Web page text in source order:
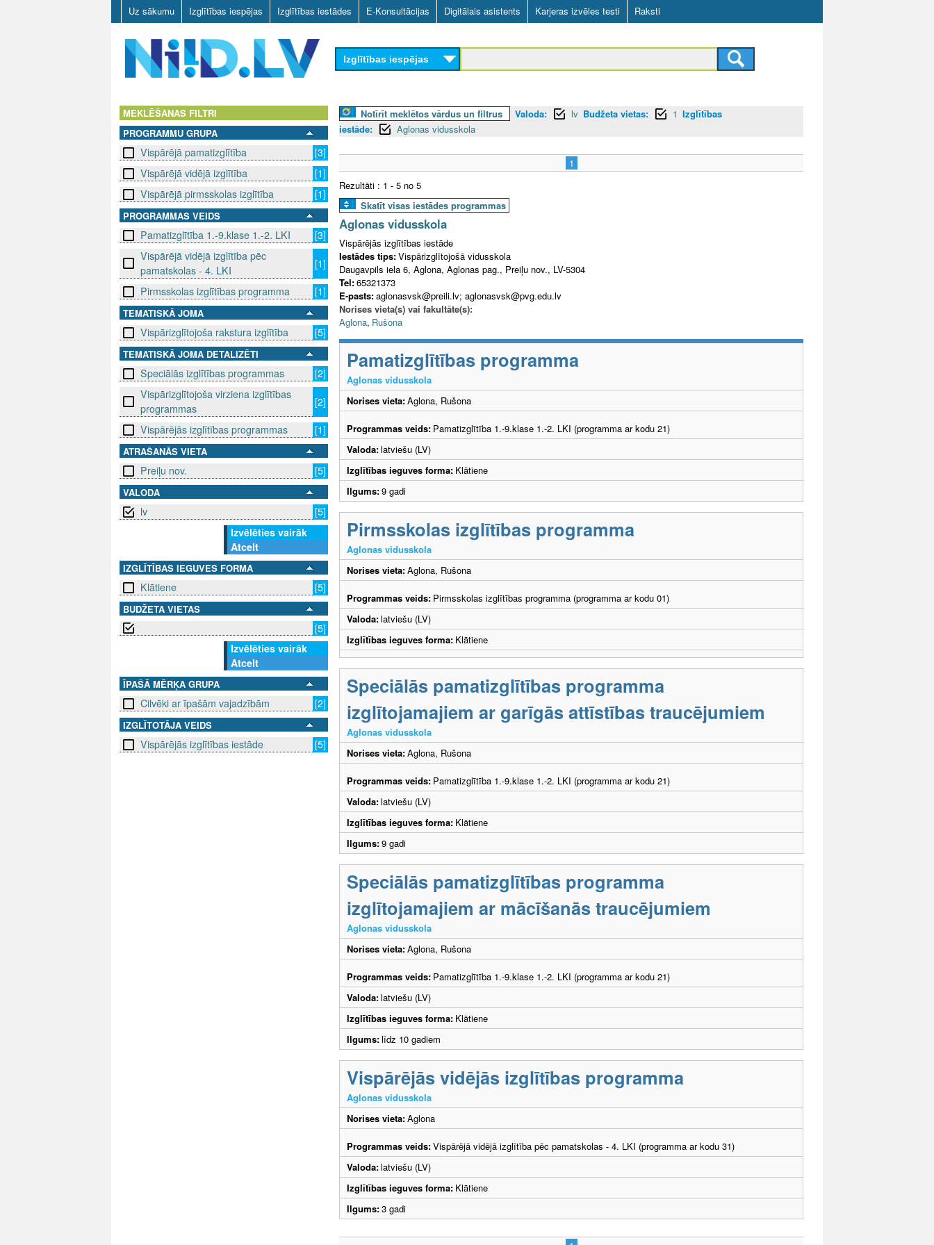
Skip
to
main
content
Uz sākumu Izglītības iespējas Izglītības iestādes E-Konsultācijas Digitālais asistents Karjeras izvēles testi Raksti
D
L
Izglītības iespējas
MEKLĒŠANAS FILTRI
PROGRAMMU GRUPA
Vispārējā pamatizglītība
[3]
Vispārējā vidējā izglītība
[1]
Vispārējā pirmsskolas izglītība
[1]
PROGRAMMAS VEIDS
Pamatizglītība 1.-9.klase 1.-2. LKI
[3]
Vispārējā vidējā izglītība pēc
pamatskolas - 4. LKI
[1]
Pirmsskolas izglītības programma
[1]
TEMATISKĀ JOMA
Vispārizglītojoša rakstura izglītība [5]
TEMATISKĀ JOMA DETALIZĒTI
Speciālās izglītības programmas
[2]
Vispārizglītojoša virziena izglītības
programmas
[2]
Vispārējās izglītības programmas
[1]
ATRAŠANĀS VIETA
Preiļu nov. [5]
VALODA
lv
[5]
Izvēlēties vairāk
Atcelt
IZGLĪTĪBAS IEGUVES FORMA
Klātiene [5]
BUDŽETA VIETAS
[5]
Izvēlēties vairāk
Atcelt
ĪPAŠĀ MĒRĶA GRUPA
Cilvēki ar īpašām vajadzībām [2]
IZGLĪTOTĀJA VEIDS
Vispārējās izglītības iestāde [5]
Notīrīt meklētos vārdus un filtrus Valoda: lv Budžeta vietas: 1 Izglītības
iestāde:
Aglonas vidusskola
1
Rezultāti : 1 - 5 no 5
Skatīt visas iestādes programmas
Aglonas vidusskola
Vispārējās izglītības iestāde
Iestādes tips:Vispārizglītojošā vidusskola
Daugavpils iela 6, Aglona, Aglonas pag., Preiļu nov., LV-5304
Tel:65321373
E-pasts:aglonasvsk@preili.lv; aglonasvsk@pvg.edu.lv
Norises vieta(s) vai fakultāte(s):
Aglona, Rušona
Pamatizglītības programma
Aglonas vidusskola
Norises vieta:Aglona, Rušona
Programmas veids: Pamatizglītība 1.-9.klase 1.-2. LKI (programma ar kodu 21)
Valoda:latviešu (LV)
Izglītības ieguves forma: Klātiene
Ilgums:9 gadi
Pirmsskolas izglītības programma
Aglonas vidusskola
Norises vieta:Aglona, Rušona
Programmas veids: Pirmsskolas izglītības programma (programma ar kodu 01)
Valoda:latviešu (LV)
Izglītības ieguves forma: Klātiene
Speciālās pamatizglītības programma
izglītojamajiem ar garīgās attīstības traucējumiem
Aglonas vidusskola
Norises vieta:Aglona, Rušona
Programmas veids: Pamatizglītība 1.-9.klase 1.-2. LKI (programma ar kodu 21)
Valoda:latviešu (LV)
Izglītības ieguves forma: Klātiene
Ilgums:9 gadi
Speciālās pamatizglītības programma
izglītojamajiem ar mācīšanās traucējumiem
Aglonas vidusskola
Norises vieta:Aglona, Rušona
Programmas veids: Pamatizglītība 1.-9.klase 1.-2. LKI (programma ar kodu 21)
Valoda:latviešu (LV)
Izglītības ieguves forma: Klātiene
Ilgums:līdz 10 gadiem
Vispārējās vidējās izglītības programma
Aglonas vidusskola
Norises vieta:Aglona
Programmas veids:Vispārējā vidējā izglītība pēc pamatskolas - 4. LKI (programma ar kodu 31)
Valoda:latviešu (LV)
Izglītības ieguves forma: Klātiene
Ilgums:3 gadi